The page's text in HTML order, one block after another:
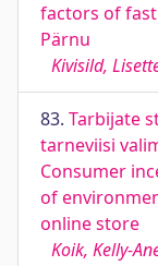
factors of
Pärnu
Kivisild,
83. Tarbijate
tarneviisi
Consumer
of
online store
Koik, Kelly-